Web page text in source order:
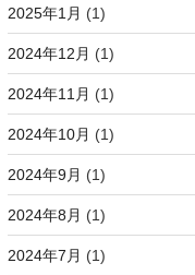
2025年1月 (1)
2024年12月 (1)
2024年11月 (1)
2024年10月 (1)
2024年9月 (1)
2024年8月 (1)
2024年7月 (1)